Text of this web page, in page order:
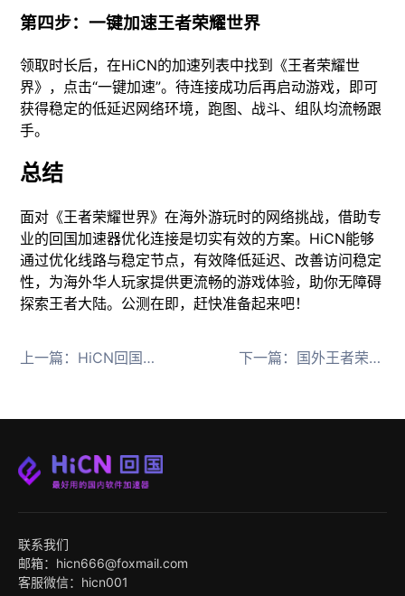
第四步：一键加速王者荣耀世界
领取时长后，在HiCN的加速列表中找到《王者荣耀世
界》，点击“一键加速”。待连接成功后再启动游戏，即可
获得稳定的低延迟网络环境，跑图、战斗、组队均流畅跟
手。
总结
面对《王者荣耀世界》在海外游玩时的网络挑战，借助专
业的回国加速器优化连接是切实有效的方案。HiCN能够
通过优化线路与稳定节点，有效降低延迟、改善访问稳定
性，为海外华人玩家提供更流畅的游戏体验，助你无障碍
探索王者大陆。公测在即，赶快准备起来吧！
上一篇： HiCN回国加速器免费口令1124 三角洲行动S9赛季海外畅玩 下一篇： 国外王者荣耀世界登不上 用HiCN回国加速器口令1124
联系我们
邮箱：hicn666@foxmail.com
客服微信：hicn001